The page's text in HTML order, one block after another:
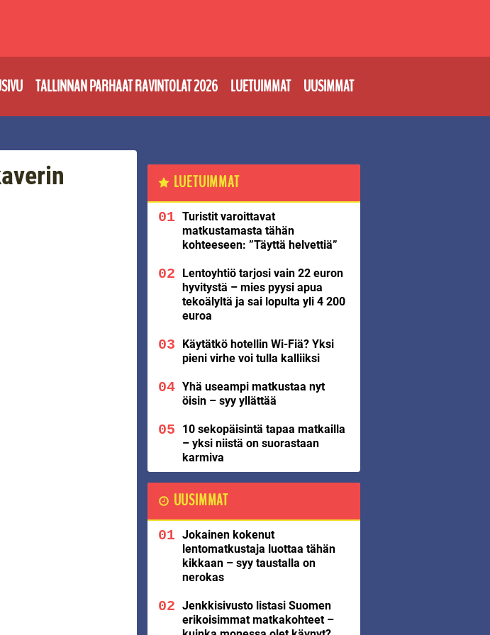
TALLINNAN PARHAAT RAVINTOLAT 2026 LUETUIMMAT UUSIMMAT
LUETUIMMAT
Turistit varoittavat
matkustamasta tähän
kohteeseen: ”Täyttä helvettiä”
Lentoyhtiö tarjosi vain 22 euron
hyvitystä – mies pyysi apua
tekoälyltä ja sai lopulta yli 4 200
euroa
Käytätkö hotellin Wi-Fiä? Yksi
pieni virhe voi tulla kalliiksi
Yhä useampi matkustaa nyt
öisin – syy yllättää
10 sekopäisintä tapaa matkailla
– yksi niistä on suorastaan
karmiva
UUSIMMAT
Jokainen kokenut
lentomatkustaja luottaa tähän
kikkaan – syy taustalla on
nerokas
Jenkkisivusto listasi Suomen
erikoisimmat matkakohteet –